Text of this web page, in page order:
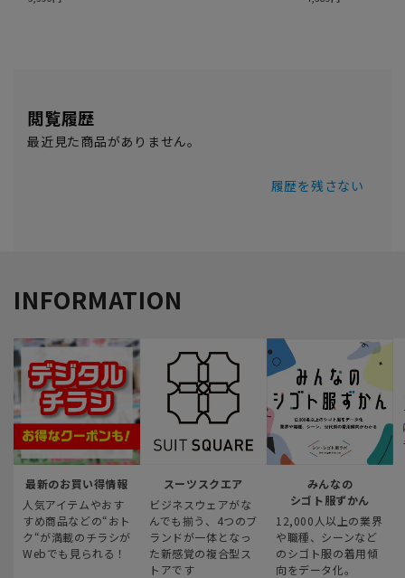
閲覧履歴
最近見た商品がありません。
履歴を残さない
INFORMATION
最新のお買い得情報
人気アイテムやおす
すめ商品などの“おト
ク“が満載のチラシが
Webでも見られる！
スーツスクエア
ビジネスウェアがな
んでも揃う、4つのブ
ランドが一体となっ
た新感覚の複合型ス
トアです
みんなの
シゴト服ずかん
12,000人以上の業界
や職種、シーンなど
のシゴト服の着用傾
向をデータ化。